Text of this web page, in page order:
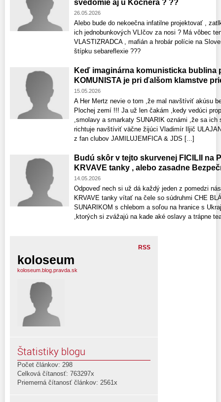
svedomie aj u Kočnera ? ??
26.05.2026
Alebo bude do nekoečna infatilne projektovať ,
ich jednobunkových VLIčov za nosi ? Má vôbec
VLASTIZRADCA , mafián a hrobár polície na
štípku sebareflexie ???
Keď imaginárna komunisticka bublina
KOMUNISTA je pri ďalšom klamstve
15.05.2026
A Her Mertz nevie o tom ,že mal navštíviť akúsu
Plochej zemí !!! Ja už len čakám ,kedy vedúci
,smolavy a smarkaty SUNARIK oznámi ,že sa ich
richtuje navštíviť väčne žijúci Vladimír Iljič
z fan clubov JAMILUJEMFICA & JDS [...]
Budú skôr v tejto skurvenej FICILII na
KRVAVE tanky , alebo zasadne
14.05.2026
Odpoveď nech si už dá každý jeden z pomedzi
KRVAVE tanky vítať na čele so súdruhmi CHE
SUNARIKOM s chlebom a soľou na hranice s
,ktorých si zvážajú na kade aké oslavy a trápne
RSS
koloseum
koloseum.blog.pravda.sk
Štatistiky blogu
Počet článkov: 298
Celková čítanosť: 763297x
Priemerná čítanosť článkov: 2561x